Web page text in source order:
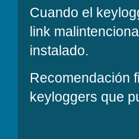
Cuando el
link
instalado.
Recomendación
keyloggers que